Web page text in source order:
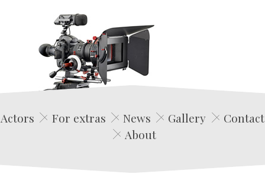
Edwin Film Agencja Aktorska
Actors For extras News Gallery
Contact
About